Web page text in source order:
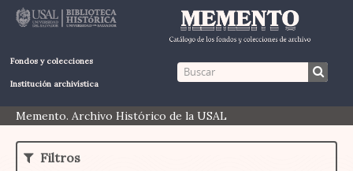
Fondos y colecciones
Institución archivística
Memento. Archivo Histórico de la USAL
Filtros